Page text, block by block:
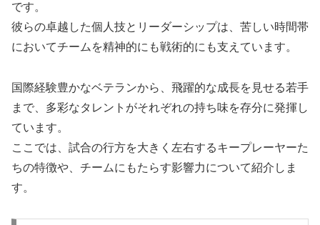
です。
彼らの卓越した個人技とリーダーシップは、苦しい時間帯
においてチームを精神的にも戦術的にも支えています。
国際経験豊かなベテランから、飛躍的な成長を見せる若手
まで、多彩なタレントがそれぞれの持ち味を存分に発揮し
ています。
ここでは、試合の行方を大きく左右するキープレーヤーた
ちの特徴や、チームにもたらす影響力について紹介しま
す。